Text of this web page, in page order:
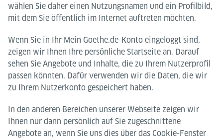
wählen Sie daher einen Nutzungsnamen und ein Profilbild,
mit dem Sie öffentlich im Internet auftreten möchten.
Wenn Sie in Ihr Mein Goethe.de-Konto eingeloggt sind,
zeigen wir Ihnen Ihre persönliche Startseite an. Darauf
sehen Sie Angebote und Inhalte, die zu Ihrem Nutzerprofil
passen könnten. Dafür verwenden wir die Daten, die wir
zu Ihrem Nutzerkonto gespeichert haben.
In den anderen Bereichen unserer Webseite zeigen wir
Ihnen nur dann persönlich auf Sie zugeschnittene
Angebote an, wenn Sie uns dies über das Cookie-Fenster